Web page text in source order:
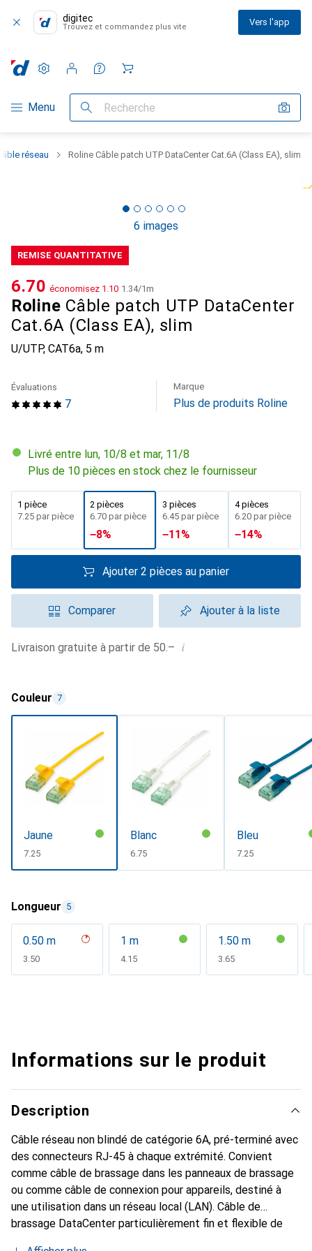
digitec
Trouvez et commandez plus vite Vers l'app
Navigation par catégorie
Menu Recherche
Paramètres
Compte client
Listes de comparaison
Listes d'envies
Panier
réseau Roline Câble patch UTP DataCenter Cat.6A (Class EA), slim
6 images
REMISE QUANTITATIVE
Roline Câble patch UTP DataCenter
Cat.6A (Class EA), slim
U/UTP, CAT6a, 5 m
CHF
6.70 économisez CHF
1.10 CHF
1.34/1m
7
Évaluations Marque
Plus de produits Roline
Livré entre lun, 10/8 et mar, 11/8
Plus de 10 pièces en stock chez le fournisseur
1 pièce
CHF
7.25 par pièce
2 pièces
CHF
6.70 par pièce
−8%
3 pièces
CHF
6.45 par pièce
−11%
4 pièces
CHF
6.20 par pièce
−14%
Ajouter 2 pièces au panier
Comparer Ajouter à la liste
Livraison gratuite à partir de 50.– i
Couleur 7
Jaune
CHF
7.25
Blanc
CHF
6.75
Bleu
CHF
7.25
Longueur 5
0.50 m
CHF
3.50
1 m
CHF
4.15
1.50 m
CHF
3.65
Informations sur le produit
Description
Câble réseau non blindé de catégorie 6A, pré-terminé avec
des connecteurs RJ-45 à chaque extrémité. Convient
comme câble de brassage dans les panneaux de brassage
ou comme câble de connexion pour appareils, destiné à
une utilisation dans un réseau local (LAN). Câble de
brassage DataCenter particulièrement fin et flexible de